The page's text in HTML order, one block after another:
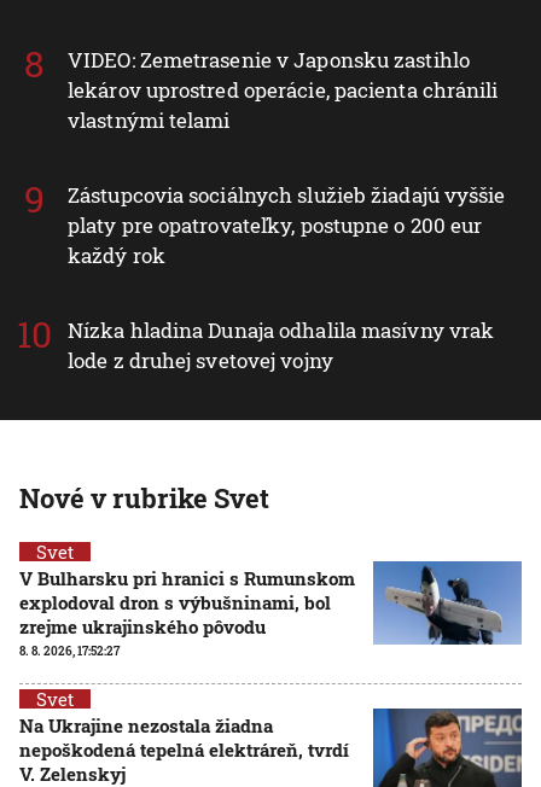
VIDEO: Zemetrasenie v Japonsku zastihlo
lekárov uprostred operácie, pacienta chránili
vlastnými telami
Zástupcovia sociálnych služieb žiadajú vyššie
platy pre opatrovateľky, postupne o 200 eur
každý rok
Nízka hladina Dunaja odhalila masívny vrak
lode z druhej svetovej vojny
Nové v rubrike Svet
Svet
V Bulharsku pri hranici s Rumunskom
explodoval dron s výbušninami, bol
zrejme ukrajinského pôvodu
8. 8. 2026, 17:52:27
Svet
Na Ukrajine nezostala žiadna
nepoškodená tepelná elektráreň, tvrdí
V. Zelenskyj